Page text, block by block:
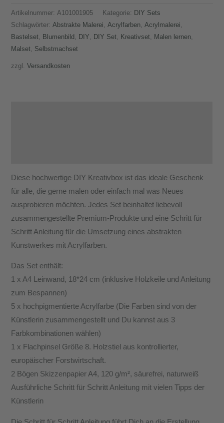
Artikelnummer: A101001905 Kategorie: DIY Sets
Schlagwörter:Abstrakte Malerei ,Acrylfarben ,Acrylmalerei
Bastelset Blumenbild DIY DIY Set Kreativset Malen lernen
Malset Selbstmachset
zzgl.Versandkosten
Diese hochwertige DIY Kreativbox ist das ideale Geschenk
für alle, die gerne malen oder einfach mal was Neues
ausprobieren möchten. Jedes Set beinhaltet liebevoll
zusammengestellte Premium-Produkte und eine Schritt für
Schritt Anleitung für die Umsetzung eines abstrakten
Kunstwerkes mit Acrylfarben.
Das Set enthält:
1 x A4 Leinwand, 18*24 cm (inklusive Holzkeile und Anleitung
zum Bespannen)
5 x hochpigmentierte Acrylfarbe (Die Farben sind von der
Künstlerin zusammengestellt und Du kannst aus 3
Farbkombinationen wählen)
1 x Flachpinsel Größe 8. Holzstiel aus kontrollierter,
europäischer Forstwirtschaft.
2 Bögen Skizzenpapier A4, 120 g/m², säurefrei, naturweiß
Ausführliche Schritt für Schritt Anleitung mit vielen Tipps der
Künstlerin